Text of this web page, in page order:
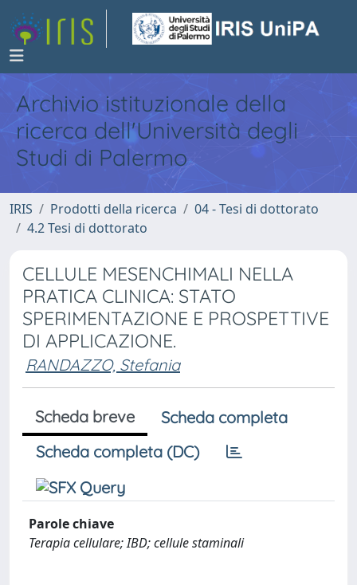
Archivio istituzionale della
ricerca dell'Università degli
Studi di Palermo
IRIS Prodotti della ricerca
04 - Tesi di dottorato
4.2 Tesi di dottorato
CELLULE MESENCHIMALI NELLA
PRATICA CLINICA: STATO
SPERIMENTAZIONE E PROSPETTIVE
DI APPLICAZIONE.
RANDAZZO, Stefania
Scheda breve
Scheda completa
Scheda completa (DC)
Parole chiave
Terapia cellulare; IBD; cellule staminali